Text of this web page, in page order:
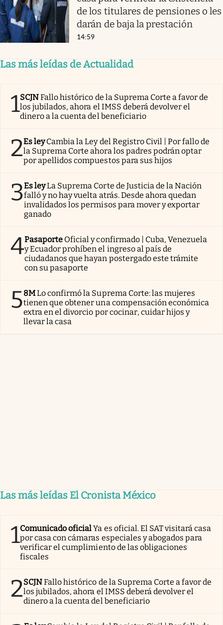
de los titulares de pensiones o les
darán de baja la prestación
14:59
Las más leídas de Actualidad
1SCJNFallo histórico de la Suprema Corte a favor de
los jubilados, ahora el IMSS deberá devolver el
dinero a la cuenta del beneficiario
2Es ley Cambia la Ley del Registro Civil | Por fallo de
la Suprema Corte ahora los padres podrán optar
por apellidos compuestos para sus hijos
3Es leyLa Suprema Corte de Justicia de la Nación
falló y no hay vuelta atrás. Desde ahora quedan
invalidados los permisos para mover y exportar
ganado
4Pasaporte Oficial y confirmado | Cuba, Venezuela
y Ecuador prohíben el ingreso al país de
ciudadanos que hayan postergado este trámite
con su pasaporte
58MLo confirmó la Suprema Corte: las mujeres
tienen que obtener una compensación económica
extra en el divorcio por cocinar, cuidar hijos y
llevar la casa
Las más leídas El Cronista México
1Comunicado oficialYa es oficial. El SAT visitará casa
por casa con cámaras especiales y abogados para
verificar el cumplimiento de las obligaciones
fiscales
2SCJNFallo histórico de la Suprema Corte a favor de
los jubilados, ahora el IMSS deberá devolver el
dinero a la cuenta del beneficiario